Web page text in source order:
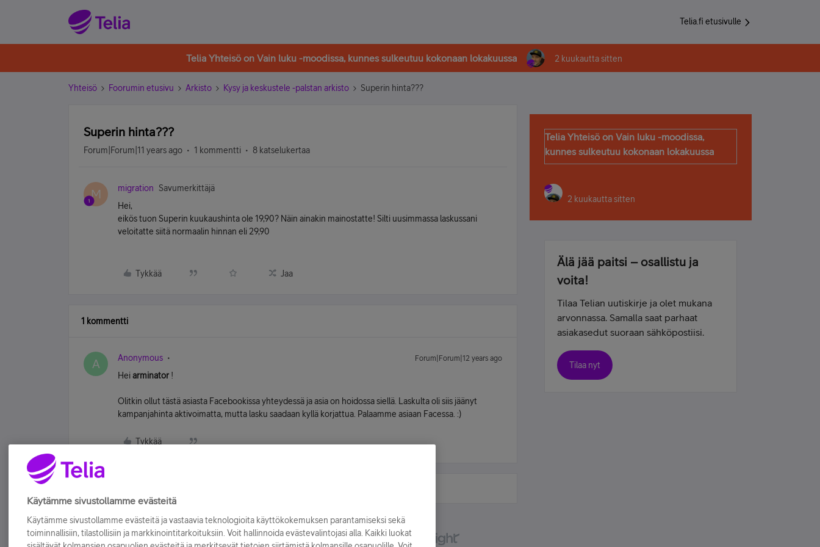
Telia.fi etusivulle
Telia Yhteisö on Vain luku -moodissa, kunnes sulkeutuu kokonaan lokakuussa 2 kuukautta sitten
Yhteisö Foorumin etusivu Arkisto Kysy ja keskustele -palstan arkisto Superin hinta???
Superin hinta???
Forum|Forum|11 years ago 1 kommentti 8 katselukertaa
M migration
Savumerkittäjä
Hei,
eikös tuon Superin kuukaushinta ole 19,90? Näin ainakin mainostatte! Silti uusimmassa laskussani
veloitatte siitä normaalin hinnan eli 29,90
Tykkää Jaa
1 kommentti
A Anonymous Forum|Forum|12 years ago
Heiarminator !
Olitkin ollut tästä asiasta Facebookissa yhteydessä ja asia on hoidossa siellä. Laskulta oli siis jäänyt
kampanjahinta aktivoimatta, mutta lasku saadaan kyllä korjattua. Palaamme asiaan Facessa. :)
Tykkää
Telia Yhteisö on Vain luku -moodissa,
kunnes sulkeutuu kokonaan lokakuussa
2 kuukautta sitten
Älä jää paitsi – osallistu ja
voita!
Tilaa Telian uutiskirje ja olet mukana
arvonnassa. Samalla saat parhaat
asiakasedut suoraan sähköpostiisi.
Tilaa nyt
Käytämme sivustollamme evästeitä
Käytämme sivustollamme evästeitä ja vastaavia teknologioita käyttökokemuksen parantamiseksi sekä
toiminnallisiin, tilastollisiin ja markkinointitarkoituksiin. Voit hallinnoida evästevalintojasi alla. Kaikki luokat